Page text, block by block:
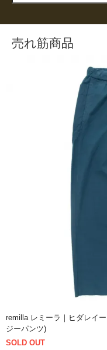
売れ筋商品
remilla レミーラ｜ヒダレイ
ジーパンツ)
SOLD OUT